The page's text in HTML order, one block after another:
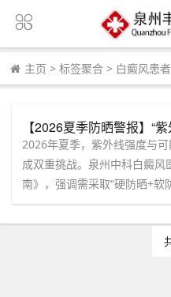
主页 > 标签聚合 > 白癜风患
【2026夏季防晒警报】“
州中科白癜风医院发布《
2026年夏季，紫外线强度与
成双重挑战。泉州中科白癜
南》，强调需采取“硬防晒+软